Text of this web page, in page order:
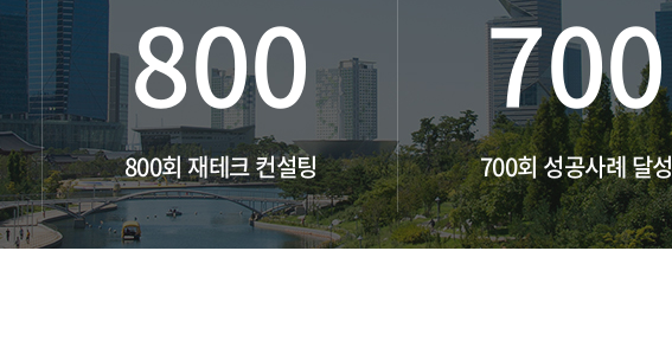
800
800회 재테크 컨설팅
700
700회 성공사례 달성